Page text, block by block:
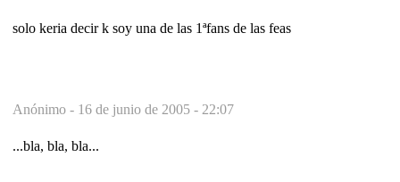
solo keria decir k soy una de las 1ªfans de las feas
Anónimo - 16 de junio de 2005 - 22:07
...bla, bla, bla...